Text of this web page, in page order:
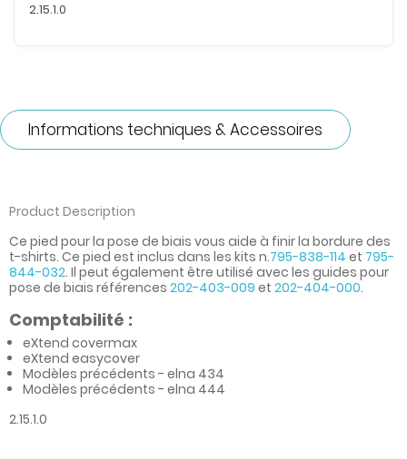
2.15.1.0
Informations techniques & Accessoires
Product Description
Ce pied pour la pose de biais vous aide à finir la bordure des
t-shirts. Ce pied est inclus dans les kits n.795-838-114 et 795-
844-032. Il peut également être utilisé avec les guides pour
pose de biais références 202-403-009 et 202-404-000.
Comptabilité :
eXtend covermax
eXtend easycover
Modèles précédents - elna 434
Modèles précédents - elna 444
2.15.1.0